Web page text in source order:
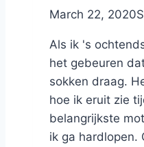
ByNicole
March 22, 2020
Als ik 's
het gebeuren
sokken draag.
hoe ik eruit zie
belangrijkste
ik ga hardlopen.